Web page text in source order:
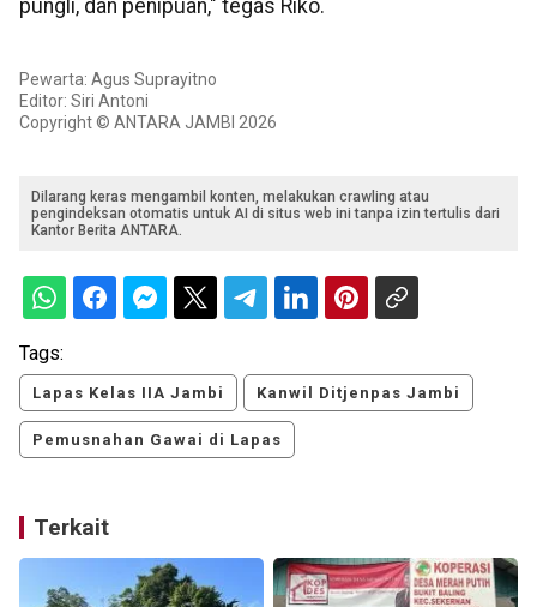
pungli, dan penipuan," tegas Riko.
Pewarta: Agus Suprayitno
Editor: Siri Antoni
Copyright © ANTARA JAMBI 2026
Dilarang keras mengambil konten, melakukan crawling atau
pengindeksan otomatis untuk AI di situs web ini tanpa izin tertulis dari
Kantor Berita ANTARA.
Tags:
Lapas Kelas IIA Jambi Kanwil Ditjenpas Jambi
Pemusnahan Gawai di Lapas
Terkait